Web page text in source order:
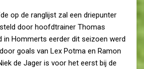
op de ranglijst zal een driepunter
door hoofdtrainer Thomas
in Hommerts eerder dit seizoen werd
goals van Lex Potma en Ramon
de Jager is voor het eerst bij de